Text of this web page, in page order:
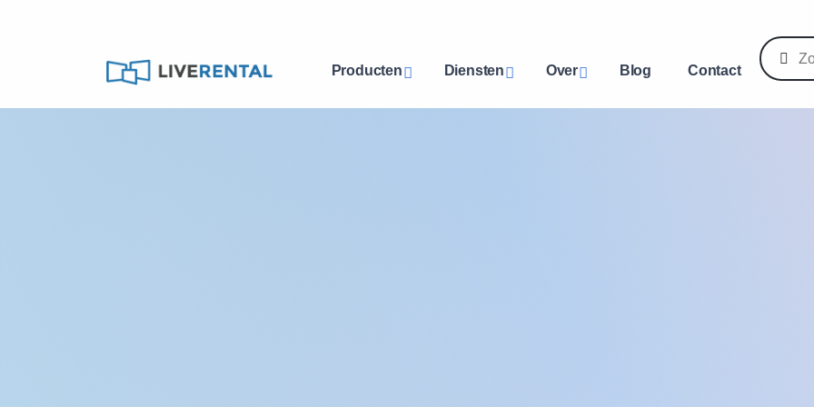
Producten Diensten Over Blog Contact